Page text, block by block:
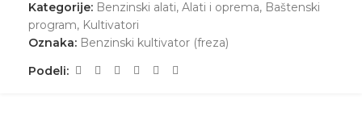
Kategorije: Benzinski alati, Alati i oprema, Baštenski
program, Kultivatori
Oznaka: Benzinski kultivator (freza)
Podeli: